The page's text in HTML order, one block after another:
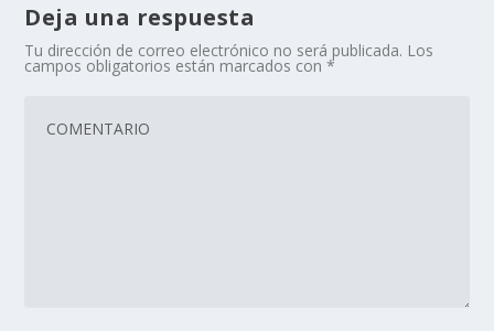
Deja una respuesta
Tu dirección de correo electrónico no será publicada. Los
campos obligatorios están marcados con*